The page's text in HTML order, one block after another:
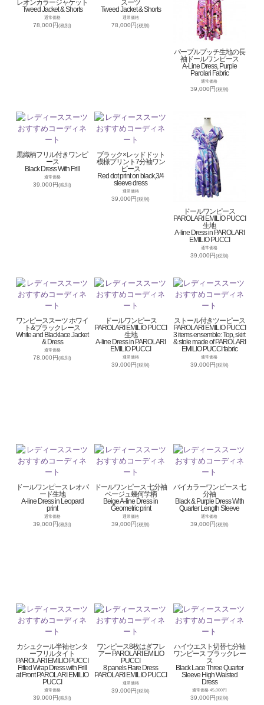
レオンカラージャケット
Tweed Jacket & Shorts
通常価格
78,000円(税別)
スーツ
Tweed Jacket & Shorts
通常価格
78,000円(税別)
パープルプッチ生地の長
袖ドールワンピース
A-Line Dress, Purple
Parolari Fabric
通常価格
39,000円(税別)
黒織柄フリル付きワンピ
ース
Black Dress With Frill
通常価格
39,000円(税別)
ブラック×レッドドット
模様プリント7分袖ワン
ピース
Red dot print on black,3/4
sleeve dress
通常価格
39,000円(税別)
ドールワンピース
PAROLARI EMILIO PUCCI
生地
A-line Dress in PAROLARI
EMILIO PUCCI
通常価格
39,000円(税別)
ワンピーススーツ ホワイ
ト&ブラックレース
White and Blacklace Jacket
& Dress
通常価格
78,000円(税別)
ドールワンピース
PAROLARI EMILIO PUCCI
生地
A-line Dress in PAROLARI
EMILIO PUCCI
通常価格
39,000円(税別)
ストール付きツーピース
PAROLARI EMILIO PUCCI
3 items ensemble: Top, skirt
& stole made of PAROLARI
EMILIO PUCCI fabric
通常価格
39,000円(税別)
ドールワンピース レオパ
ード生地
A-line Dress in Leopard
print
通常価格
39,000円(税別)
ドールワンピース 七分袖
ベージュ幾何学柄
Beige A-line Dress in
Geometric print
通常価格
39,000円(税別)
バイカラーワンピース 七
分袖
Black & Purple Dress With
Quarter Length Sleeve
通常価格
39,000円(税別)
カシュクール半袖センタ
ーフリルタイト
PAROLARI EMILIO PUCCI
Fitted Wrap Dress with Frill
at Front PAROLARI EMILIO
PUCCI
通常価格
39,000円(税別)
ワンピース8枚はぎフレ
アー PAROLARI EMILIO
PUCCI
8 panels Flare Dress
PAROLARI EMILIO PUCCI
通常価格
39,000円(税別)
ハイウエスト切替七分袖
ワンピース ブラックレー
ス
Black Lace Three Quarter
Sleeve High Waisted
Dress
通常価格 45,000円
39,000円(税別)